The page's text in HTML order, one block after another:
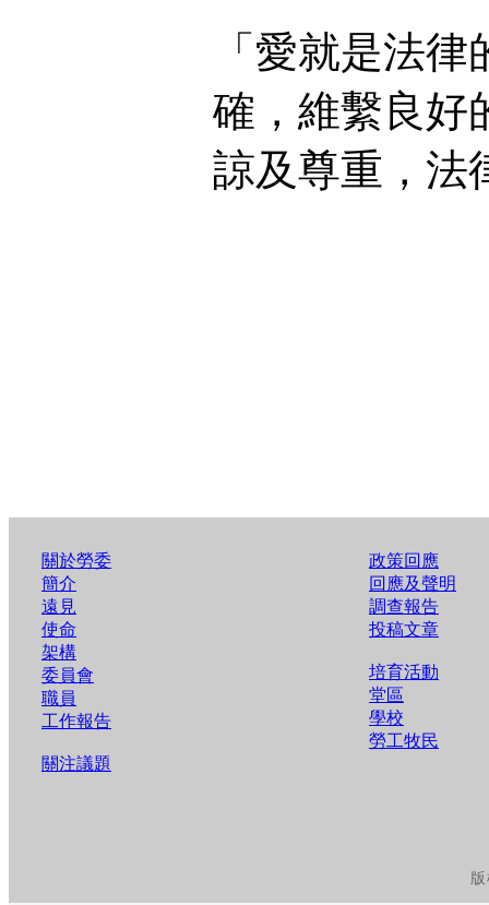
「愛就是法
確，維繫良好
諒及尊重，法
關於勞委
簡介
遠見
使命
架構
委員會
職員
工作報告
關注議題
政策回應
回應及聲明
調查報告
投稿文章
培育活動
堂區
學校
勞工牧民